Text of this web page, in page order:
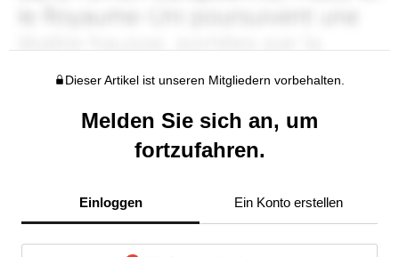
Dieser Artikel ist unseren Mitgliedern vorbehalten.
Melden Sie sich an, um
fortzufahren.
Einloggen Ein Konto erstellen